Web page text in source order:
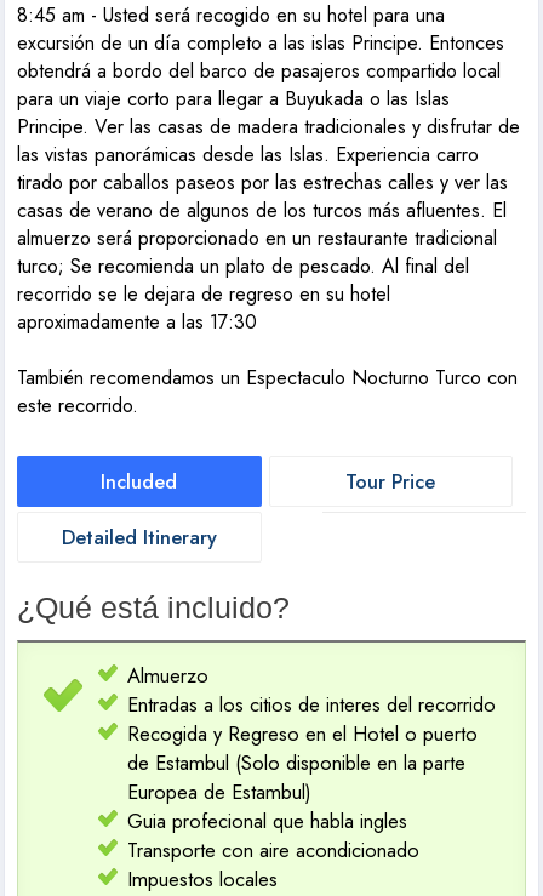
8:45 am - Usted será recogido en su hotel para una
excursión de un día completo a las islas Principe. Entonces
obtendrá a bordo del barco de pasajeros compartido local
para un viaje corto para llegar a Buyukada o las Islas
Principe. Ver las casas de madera tradicionales y disfrutar de
las vistas panorámicas desde las Islas. Experiencia carro
tirado por caballos paseos por las estrechas calles y ver las
casas de verano de algunos de los turcos más afluentes. El
almuerzo será proporcionado en un restaurante tradicional
turco; Se recomienda un plato de pescado. Al final del
recorrido se le dejara de regreso en su hotel
aproximadamente a las 17:30
También recomendamos un Espectaculo Nocturno Turco con
este recorrido.
Included
Tour Price
Detailed Itinerary
¿Qué está incluido?
Almuerzo
Entradas a los citios de interes del recorrido
Recogida y Regreso en el Hotel o puerto
de Estambul (Solo disponible en la parte
Europea de Estambul)
Guia profecional que habla ingles
Transporte con aire acondicionado
Impuestos locales